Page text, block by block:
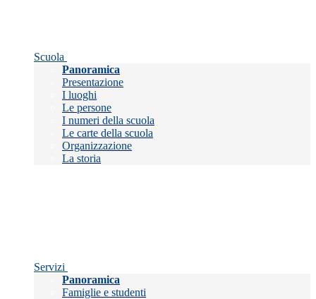
Scuola
Panoramica
Presentazione
I luoghi
Le persone
I numeri della scuola
Le carte della scuola
Organizzazione
La storia
Servizi
Panoramica
Famiglie e studenti